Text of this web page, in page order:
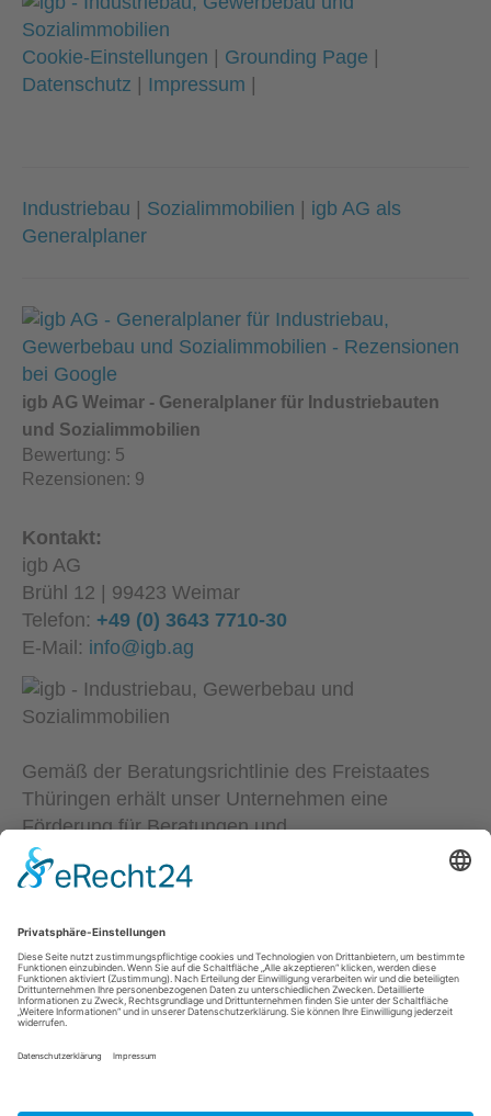
Cookie-Einstellungen | Grounding Page |
Datenschutz | Impressum |
Industriebau Sozialimmobilien
igb AG als
Generalplaner
igb AG Weimar - Generalplaner für Industriebauten
und Sozialimmobilien
Bewertung: 5
Rezensionen: 9
Kontakt:
igb AG
Brühl 12 | 99423 Weimar
Telefon: +49 (0) 3643 7710-30
E-Mail: info@igb.ag
Gemäß der Beratungsrichtlinie des Freistaates
Thüringen erhält unser Unternehmen eine
Förderung für Beratungen und
Prozessbegleitungen, die Strategien zum Aufbau
bzw. für eine nachhaltige positive Entwicklung und
und Handlungsempfehlungen werden in einem
Beratungsbericht festgehalten. Die Förderung
erfolgt aus Mitteln des Europäischem Sozialfonds
Plus und aus Mitteln des Freistaats Thüringen.